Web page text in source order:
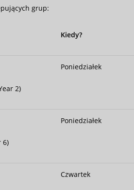
grup:
Kiedy?
2)
Poniedziałek
6)
Poniedziałek
Czwartek